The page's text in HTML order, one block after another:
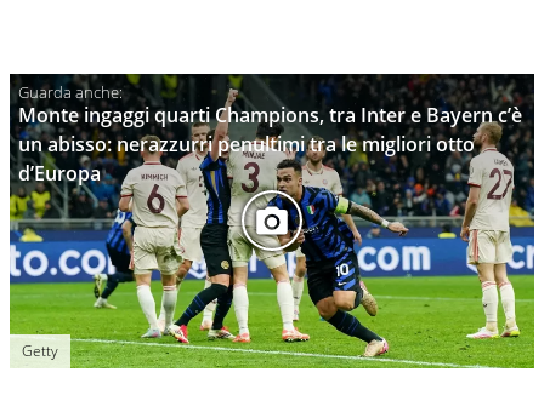
Monte ingaggi quarti Champions, tra Inter e Bayern c’è
un abisso: nerazzurri penultimi tra le migliori otto
d’Europa
Getty